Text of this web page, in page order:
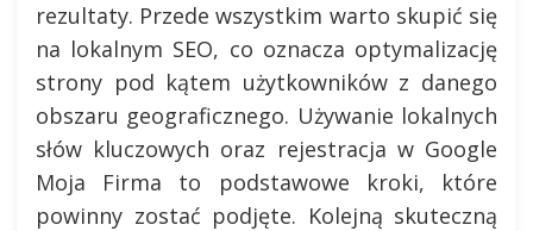
rezultaty. Przede wszystkim warto skupić się
na lokalnym SEO, co oznacza optymalizację
strony pod kątem użytkowników z danego
obszaru geograficznego. Używanie lokalnych
słów kluczowych oraz rejestracja w Google
Moja Firma to podstawowe kroki, które
powinny zostać podjęte. Kolejną skuteczną